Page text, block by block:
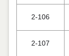
2-106
2-107